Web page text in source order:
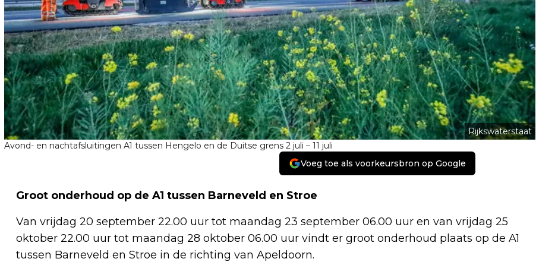
Rijkswaterstaat
Avond- en nachtafsluitingen A1 tussen Hengelo en de Duitse grens 2 juli – 11 juli
Voeg toe als voorkeursbron op Google
Groot onderhoud op de A1 tussen Barneveld en Stroe
Van vrijdag 20 september 22.00 uur tot maandag 23 september 06.00 uur en van vrijdag 25
oktober 22.00 uur tot maandag 28 oktober 06.00 uur vindt er groot onderhoud plaats op de A1
tussen Barneveld en Stroe in de richting van Apeldoorn.